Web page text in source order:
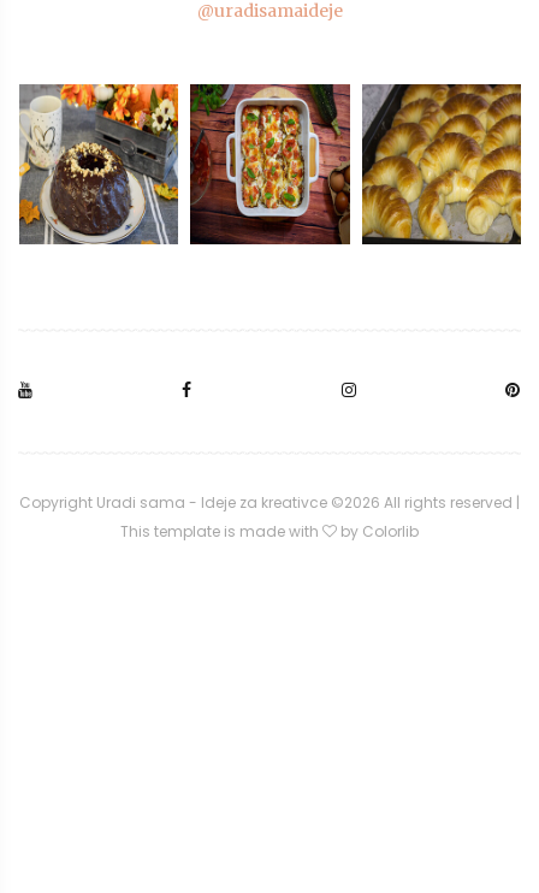
@uradisamaideje
Copyright Uradi sama - Ideje za kreativce ©2026 All rights reserved |
This template is made with
by Colorlib